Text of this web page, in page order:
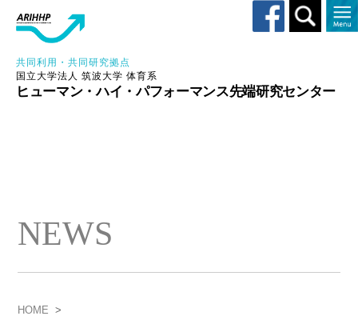
共同利用・共同研究拠点
国立大学法人 筑波大学 体育系
ヒューマン・ハイ・パフォーマンス先端研究センター
Toggle
search
NEWS
HOME
>